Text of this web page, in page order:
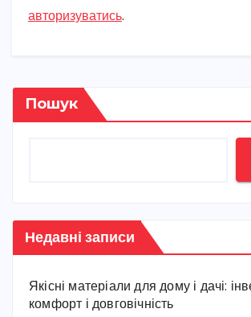
авторизуватись.
Пошук
Недавні записи
Якісні матеріали для дому і дачі:
комфорт і довговічність